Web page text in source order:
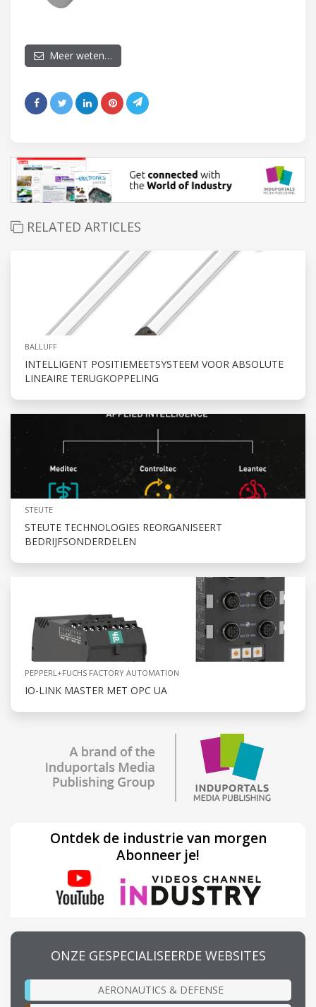
Meer weten…
RELATED ARTICLES
BALLUFF
INTELLIGENT POSITIEMEETSYSTEEM VOOR ABSOLUTE
LINEAIRE TERUGKOPPELING
STEUTE
STEUTE TECHNOLOGIES REORGANISEERT
BEDRIJFSONDERDELEN
PEPPERL+FUCHS FACTORY AUTOMATION
IO-LINK MASTER MET OPC UA
Ontdek de industrie van morgen
Abonneer je!
ONZE GESPECIALISEERDE WEBSITES
AERONAUTICS & DEFENSE